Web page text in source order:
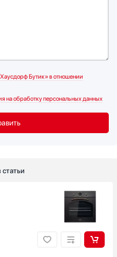
Бутик» в отношении
на обработку персональных данных